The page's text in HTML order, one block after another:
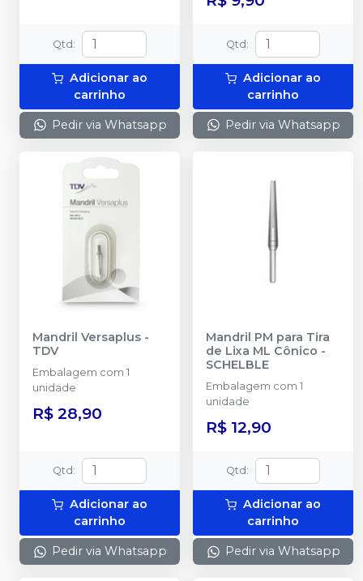
Qtd :
Adicionar ao
carrinho
Pedir via Whatsapp
Qtd :
Adicionar ao
carrinho
Pedir via Whatsapp
Mandril Versaplus -
TDV
Embalagem com 1
unidade
R$ 28,90
Qtd :
Adicionar ao
carrinho
Pedir via Whatsapp
Mandril PM para Tira
de Lixa ML Cônico -
SCHELBLE
Embalagem com 1
unidade
R$ 12,90
Qtd :
Adicionar ao
carrinho
Pedir via Whatsapp